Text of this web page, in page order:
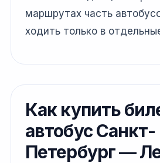
маршрутах часть
ходить только в
Как купить
автобус Санкт-
Петербург —